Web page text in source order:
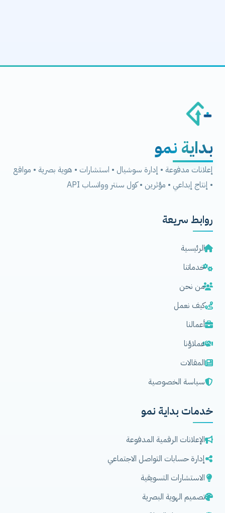
بدايةنمو
إعلانات مدفوعة • إدارة سوشيال • استشارات • هوية بصرية • مواقع
• إنتاج إبداعي • مؤثرين • كول سنتر وواتساب API
روابط سريعة
الرئيسية
خدماتنا
من نحن
كيف نعمل
أعمالنا
عملاؤنا
المقالات
سياسة الخصوصية
خدمات بداية نمو
الإعلانات الرقمية المدفوعة
إدارة حسابات التواصل الاجتماعي
الاستشارات التسويقية
تصميم الهوية البصرية